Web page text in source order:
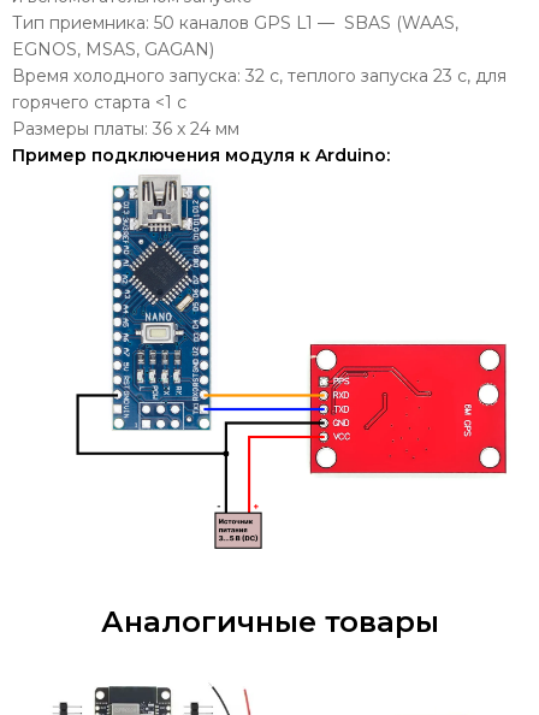
Тип приемника: 50 каналов GPS L1 — SBAS (WAAS,
EGNOS, MSAS, GAGAN)
Время холодного запуска: 32 с, теплого запуска 23 с, для
горячего старта <1 с
Размеры платы: 36 x 24 мм
Пример подключения модуля к Arduino:
Аналогичные товары